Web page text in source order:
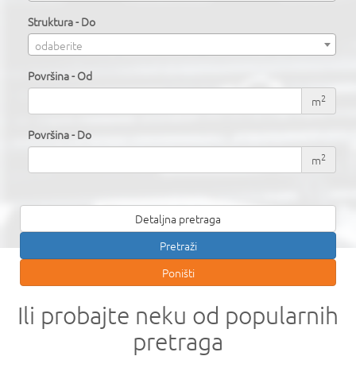
Struktura - Do
odaberite
Površina - Od
m2
Površina - Do
m2
Detaljna pretraga
Ili probajte neku od popularnih
pretraga